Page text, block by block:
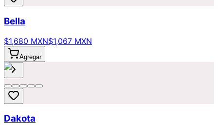
Bella
$1,680 MXN$1,067 MXN
Agregar
Dakota